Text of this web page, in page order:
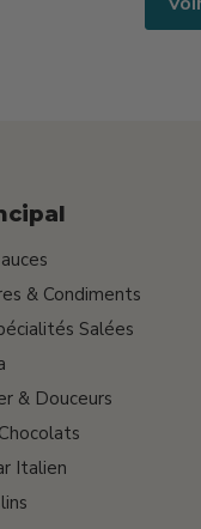
& Condiments
Salées
& Douceurs
Italien